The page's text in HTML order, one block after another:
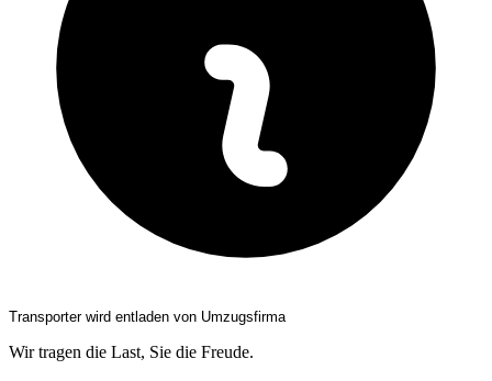
Transporter wird entladen von Umzugsfirma
Wir tragen die Last, Sie die Freude.